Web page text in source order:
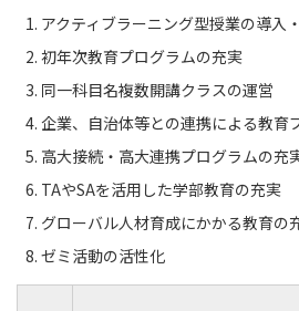
アクティブラーニング型授業の導入
初年次教育プログラムの充実
同一科目名複数開講クラスの運営
企業、自治体等との連携による教育
高大接続・高大連携プログラムの充
TAやSAを活用した学部教育の充実
グローバル人材育成にかかる教育の
ゼミ活動の活性化